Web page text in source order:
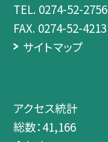
TEL. 0274-52-2756
FAX. 0274-52-4213
サイトマップ
アクセス統計
総数：41,166